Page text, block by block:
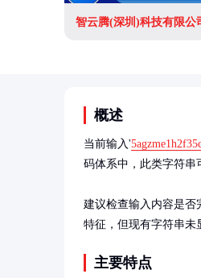
智云腾(深圳)科技有限公
概述
当前输入'
码体系中，此类字符串
建议检查输入内容是否
特征，但现有字符串未
主要特点